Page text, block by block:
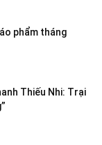
phẩm tháng
Thiếu Nhi: Trại